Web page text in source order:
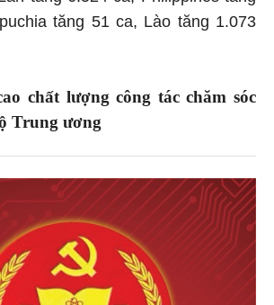
tăng 51 ca, Lào tăng 1.073
chất lượng công tác chăm sóc
Trung ương